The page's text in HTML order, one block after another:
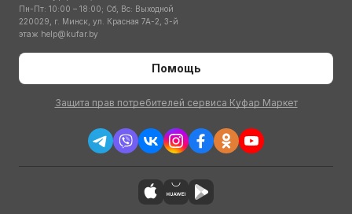
Пн-Пт: 10:00 – 18:00; Сб, Вс: Выходной
220029, г. Минск, ул. Красная 7А-2, 3-й
этаж help@kufar.by
Помощь
Защита прав потребителей сервиса Куфар Маркет